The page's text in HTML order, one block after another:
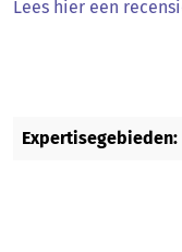
Lees hier een
Expertisegebieden: